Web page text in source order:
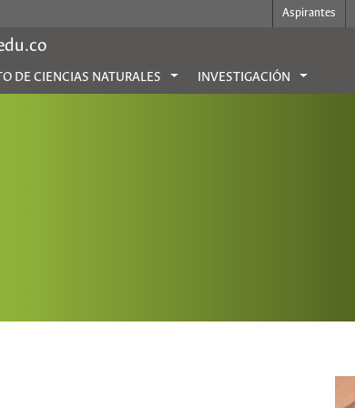
Aspirantes
DE CIENCIAS NATURALES INVESTIGACIÓN